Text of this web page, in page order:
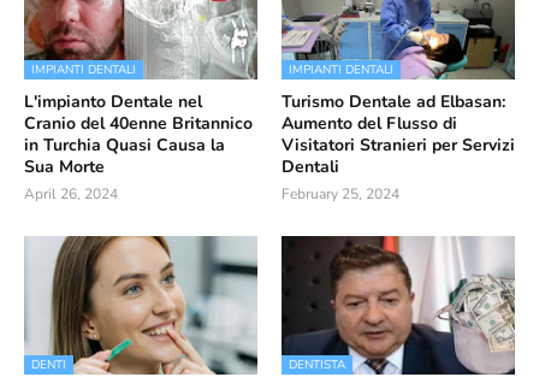
IMPIANTI DENTALI
L'impianto Dentale nel
Cranio del 40enne Britannico
in Turchia Quasi Causa la
Sua Morte
April 26, 2024
IMPIANTI DENTALI
Turismo Dentale ad Elbasan:
Aumento del Flusso di
Visitatori Stranieri per Servizi
Dentali
February 25, 2024
DENTI DENTISTA